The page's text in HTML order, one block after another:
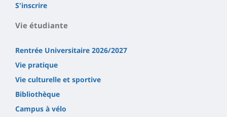
S'inscrire
Vie étudiante
Rentrée Universitaire 2026/2027
Vie pratique
Vie culturelle et sportive
Bibliothèque
Campus à vélo